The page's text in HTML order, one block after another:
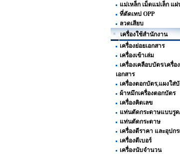
แม่เหล็ก เม็ดแม่เล็ก แ
ที่ตัดเทป OPP
ลวดเสียบ
เครื่องใช้สำนักงาน
เครื่องย่อยเอกสาร
เครื่องเข้าเล่ม
เครื่องเคลือบบัตร/เครื่อ
เอกสาร
เครื่องตอกบัตร,แผงใส่
ผ้าหมึกเครื่องตอกบัตร
เครื่องคิดเลข
แท่นตัดกระดาษแบบรู
แท่นตัดกระดาษ
เครื่องตีราคา และอุปก
เครื่องตีเบอร์
เครื่องนับจำนวน